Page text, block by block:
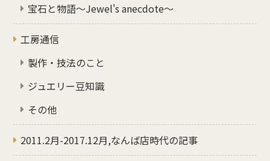
宝石と物語～Jewel's anecdote～
工房通信
製作・技法のこと
ジュエリー豆知識
その他
2011.2月-2017.12月,なんば店時代の記事